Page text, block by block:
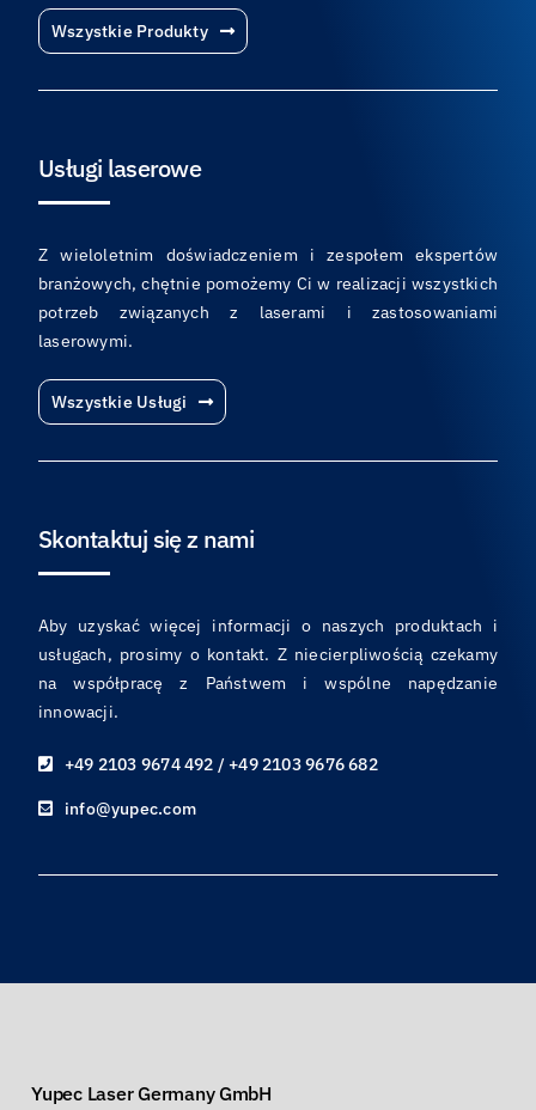
Wszystkie Produkty
Usługi laserowe
Z wieloletnim doświadczeniem i zespołem ekspertów
branżowych, chętnie pomożemy Ci w realizacji wszystkich
potrzeb związanych z laserami i zastosowaniami
laserowymi.
Wszystkie Usługi
Skontaktuj się z nami
Aby uzyskać więcej informacji o naszych produktach i
usługach, prosimy o kontakt. Z niecierpliwością czekamy
na współpracę z Państwem i wspólne napędzanie
innowacji.
+49 2103 9674 492 / +49 2103 9676 682
info@yupec.com
Yupec Laser Germany GmbH